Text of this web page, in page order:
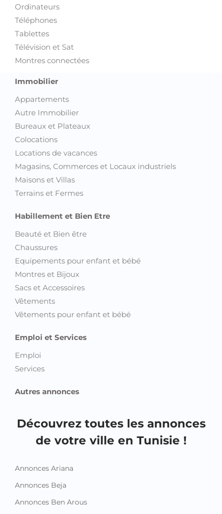
Ordinateurs
Téléphones
Tablettes
Télévision et Sat
Montres connectées
Immobilier
Appartements
Autre Immobilier
Bureaux et Plateaux
Colocations
Locations de vacances
Magasins, Commerces et Locaux industriels
Maisons et Villas
Terrains et Fermes
Habillement et Bien Etre
Beauté et Bien être
Chaussures
Equipements pour enfant et bébé
Montres et Bijoux
Sacs et Accessoires
Vêtements
Vêtements pour enfant et bébé
Emploi et Services
Emploi
Services
Autres annonces
Découvrez toutes les annonces
de votre ville en Tunisie !
Annonces Ariana
Annonces Beja
Annonces Ben Arous